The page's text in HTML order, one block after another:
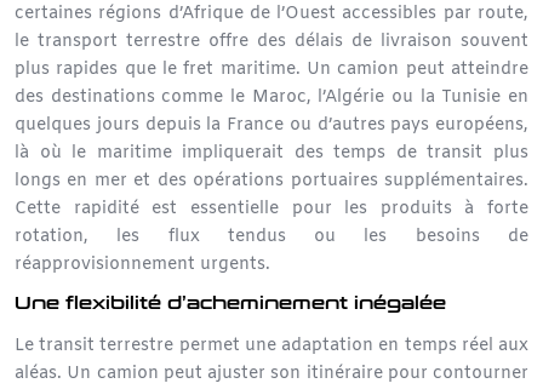
certaines régions d’Afrique de l’Ouest accessibles par route,
le transport terrestre offre des délais de livraison souvent
plus rapides que le fret maritime. Un camion peut atteindre
des destinations comme le Maroc, l’Algérie ou la Tunisie en
quelques jours depuis la France ou d’autres pays européens,
là où le maritime impliquerait des temps de transit plus
longs en mer et des opérations portuaires supplémentaires.
Cette rapidité est essentielle pour les produits à forte
rotation, les flux tendus ou les besoins de
réapprovisionnement urgents.
Une flexibilité d’acheminement inégalée
Le transit terrestre permet une adaptation en temps réel aux
aléas. Un camion peut ajuster son itinéraire pour contourner